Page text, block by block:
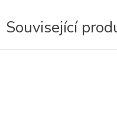
Související